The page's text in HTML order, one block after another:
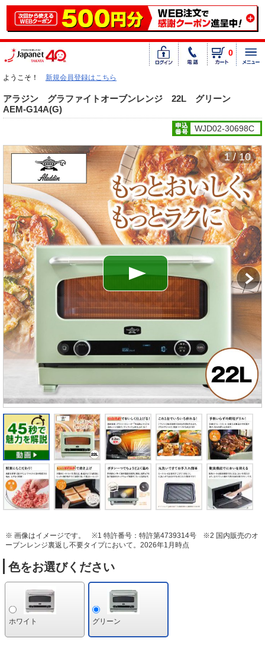
0
ようこそ！ 新規会員登録はこちら
アラジン グラファイトオーブンレンジ 22L グリーン
AEM-G14A(G)
WJD02-30698C
1 / 10
※ 画像はイメージです。 ※1 特許番号：特許第4739314号
※2 国内販売のオ
ーブンレンジ裏返し不要タイプにおいて。2026年1月時点
色をお選びください
ホワイト グリーン